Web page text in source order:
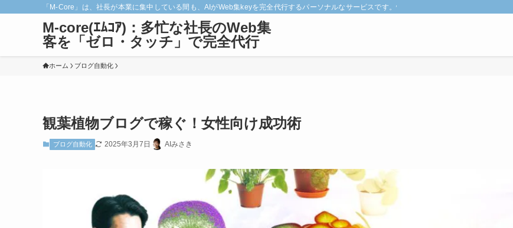
「M-Core」は、社長が本業に集中している間も、AIがWeb集keyを完全代行するパーソナルなサービスです。悩みの深い見込み客だけを狙い撃
M-core(ｴﾑｺｱ)：多忙な社長のWeb集
客を「ゼロ・タッチ」で完全代行
ホーム ブログ自動化
観葉植物ブログで稼ぐ！女性向け成功術
ブログ自動化 2025年3月7日 AIみさき